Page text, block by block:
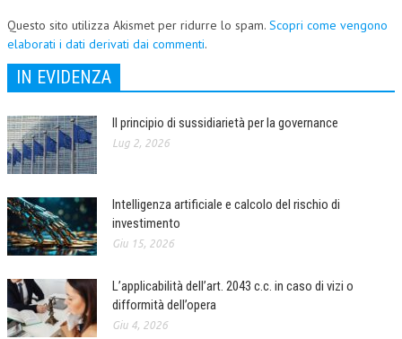
Questo sito utilizza Akismet per ridurre lo spam. Scopri come vengono
elaborati i dati derivati dai commenti.
IN EVIDENZA
Il principio di sussidiarietà per la governance
Lug 2, 2026
Intelligenza artificiale e calcolo del rischio di
investimento
Giu 15, 2026
L’applicabilità dell’art. 2043 c.c. in caso di vizi o
difformità dell’opera
Giu 4, 2026